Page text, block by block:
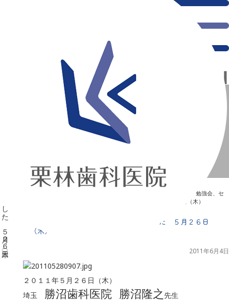
千葉県の新浦安にある歯医者｜勝沼先生、鈴木先生 見学に来られました ５月２６日（木）
勝沼先生、鈴木先生 見学に来られました ５月２６日
勉強会、セ
勝沼先生、鈴木先生 見学に来られました ５月２６日（木）
勝沼先生、鈴木先生 見学に来られました ５月２６日
（木）
2011年6月4日
２０１１年５月２６日（木）
埼玉
勝沼歯科医院 勝沼隆之先生